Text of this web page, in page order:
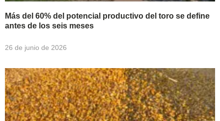
Más del 60% del potencial productivo del toro se define
antes de los seis meses
26 de junio de 2026